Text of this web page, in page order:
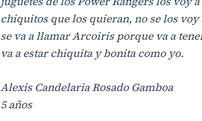
chiquitos que los quieran, no se los
se va a llamar Arcoiris porque va a
va a estar chiquita y bonita como yo.
Alexis Candelaria Rosado Gamboa
5 años